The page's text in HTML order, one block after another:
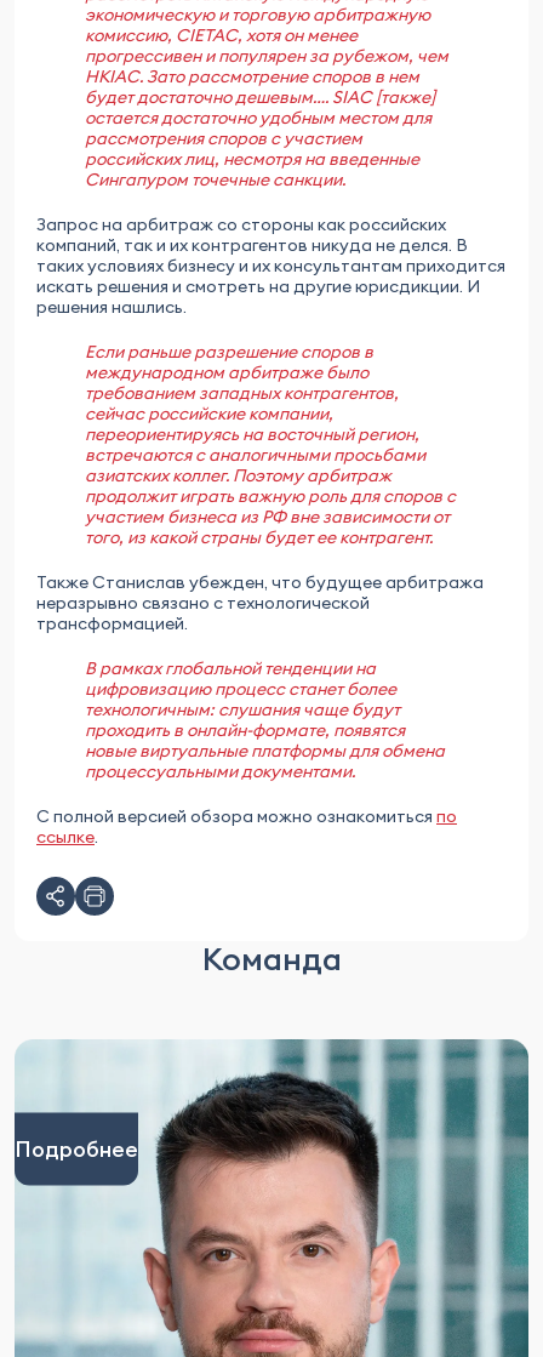
экономическую и торговую арбитражную
комиссию, CIETAC, хотя он менее
прогрессивен и популярен за рубежом, чем
HKIAC. Зато рассмотрение споров в нем
будет достаточно дешевым…. SIAC [также]
остается достаточно удобным местом для
рассмотрения споров с участием
российских лиц, несмотря на введенные
Сингапуром точечные санкции.
Запрос на арбитраж со стороны как российских
компаний, так и их контрагентов никуда не делся. В
таких условиях бизнесу и их консультантам приходится
искать решения и смотреть на другие юрисдикции. И
решения нашлись.
Если раньше разрешение споров в
международном арбитраже было
требованием западных контрагентов,
сейчас российские компании,
переориентируясь на восточный регион,
встречаются с аналогичными просьбами
азиатских коллег. Поэтому арбитраж
продолжит играть важную роль для споров с
участием бизнеса из РФ вне зависимости от
того, из какой страны будет ее контрагент.
Также Станислав убежден, что будущее арбитража
неразрывно связано с технологической
трансформацией.
В рамках глобальной тенденции на
цифровизацию процесс станет более
технологичным: слушания чаще будут
проходить в онлайн-формате, появятся
новые виртуальные платформы для обмена
процессуальными документами.
С полной версией обзора можно ознакомиться по
ссылке.
Команда
Подробнее